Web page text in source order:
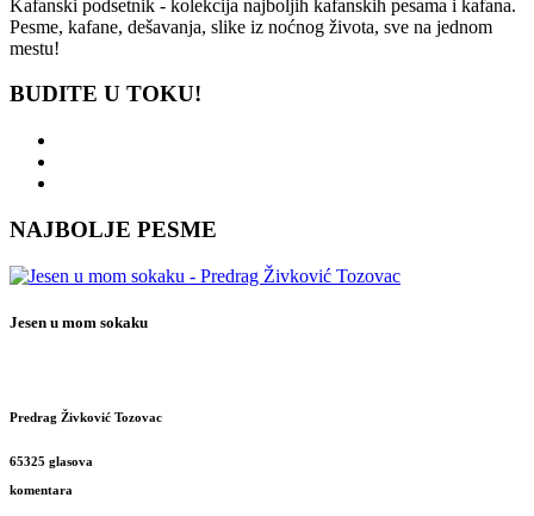
Kafanski podsetnik - kolekcija najboljih kafanskih pesama i kafana.
Pesme, kafane, dešavanja, slike iz noćnog života, sve na jednom
mestu!
BUDITE U TOKU!
NAJBOLJE PESME
Jesen u mom sokaku
Predrag Živković Tozovac
65325 glasova
komentara